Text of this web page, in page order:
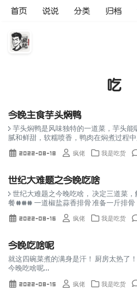
首页 说说 分类 归档
吃
今晚主食芋头焖鸭
> 芋头焖鸭是风味独特的一道菜，芋头能
腻和鲜甜，软糯喷香，鸭肉在焖煮过程中
味融合交汇，令人回味无穷。忌与香蕉同
可与桑葚、鳖同食 ### 食材明细 准备一
2022-08-18 疯佬 我是吃货
世纪大难题之今晚吃啥
> 世纪大难题之今晚吃啥， 决定三道菜
餐 ### 一道椒盐蒜香排骨 准备一斤排骨
末，椒盐粉 做法： 1. 将排骨洗净沥干加蒜
酒，两勺生抽，一勺蚝油，少许黑胡椒
2022-08-16 疯佬 我是吃货
今晚吃啥呢
就这四碗菜煮的满身是汗！ 厨房太热了
今晚吃啥呢...
2022-08-15 疯佬 我是吃货